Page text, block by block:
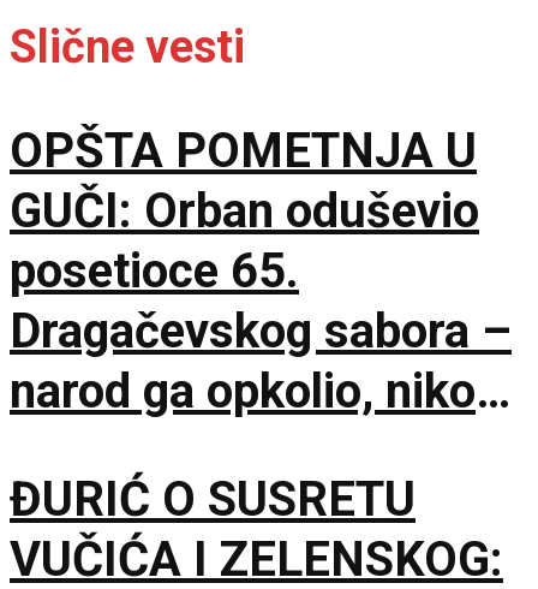
Slične vesti
OPŠTA POMETNJA U
GUČI: Orban oduševio
posetioce 65.
Dragačevskog sabora –
narod ga opkolio, niko
opušten
ĐURIĆ O SUSRETU
VUČIĆA I ZELENSKOG: